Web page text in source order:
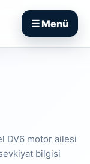
☰ Menü
DV6 motor ailesi
bilgisi